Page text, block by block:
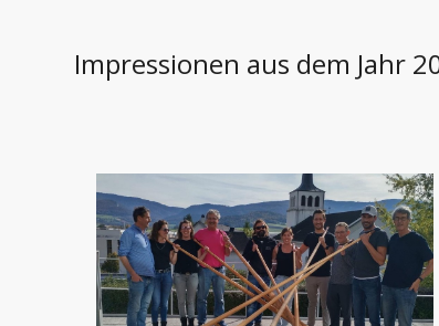
Impressionen aus dem Jahr